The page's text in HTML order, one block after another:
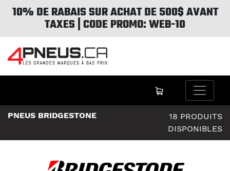
10% DE RABAIS SUR ACHAT DE 500$ AVANT
TAXES | CODE PROMO: WEB-10
PNEUS BRIDGESTONE
18 PRODUITS
DISPONIBLES